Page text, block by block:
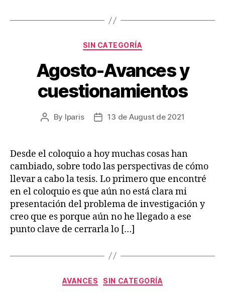
Categories
SIN CATEGORÍA
Agosto-Avances y
cuestionamientos
Post
By lparis
Post13 de August de 2021
Desde el coloquio a hoy muchas cosas han
cambiado, sobre todo las perspectivas de cómo
llevar a cabo la tesis. Lo primero que encontré
en el coloquio es que aún no está clara mi
presentación del problema de investigación y
creo que es porque aún no he llegado a ese
punto clave de cerrarla lo […]
Categories
AVANCES SIN CATEGORÍA